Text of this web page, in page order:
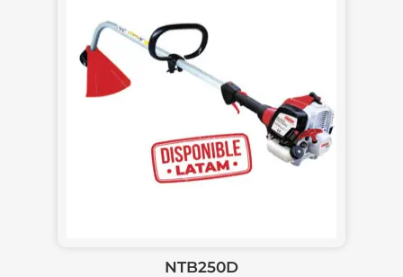
NTB250D